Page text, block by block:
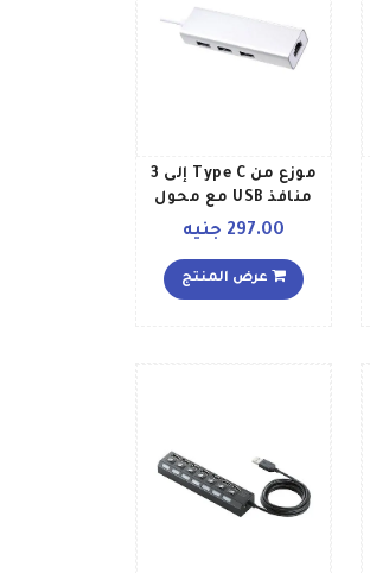
موزع من Type C إلى 3
منافذ USB مع محول
بمنفذ إيثرنت RJ45
297.00 جنيه
عرض المنتج